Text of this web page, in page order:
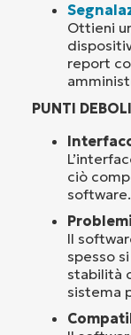
Ottieni
report
PUNTI DEBOLI
ciò
software.
Il
spesso
stabilità
sistema